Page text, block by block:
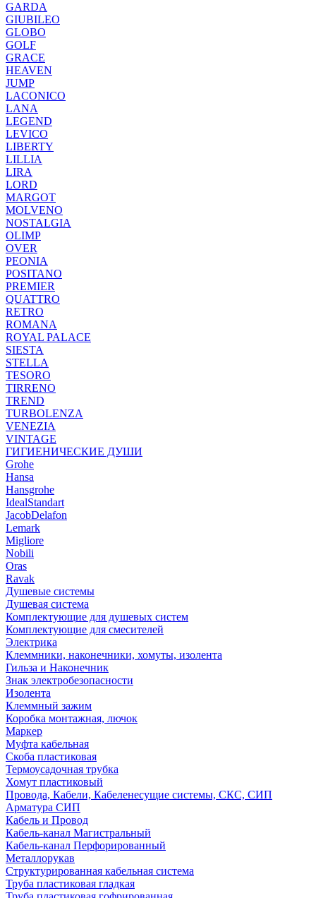
GARDA
GIUBILEO
GLOBO
GOLF
GRACE
HEAVEN
JUMP
LACONICO
LANA
LEGEND
LEVICO
LIBERTY
LILLIA
LIRA
LORD
MARGOT
MOLVENO
NOSTALGIA
OLIMP
OVER
PEONIA
POSITANO
PREMIER
QUATTRO
RETRO
ROMANA
ROYAL PALACE
SIESTA
STELLA
TESORO
TIRRENO
TREND
TURBOLENZA
VENEZIA
VINTAGE
ГИГИЕНИЧЕСКИЕ ДУШИ
Grohe
Hansa
Hansgrohe
IdealStandart
JacobDelafon
Lemark
Migliore
Nobili
Oras
Ravak
Душевые системы
Душевая система
Комплектующие для душевых систем
Комплектующие для смесителей
Электрика
Клеммники, наконечники, хомуты, изолента
Гильза и Наконечник
Знак электробезопасности
Изолента
Клеммный зажим
Коробка монтажная, лючок
Маркер
Муфта кабельная
Скоба пластиковая
Термоусадочная трубка
Хомут пластиковый
Провода, Кабели, Кабеленесущие системы, СКС, СИП
Арматура СИП
Кабель и Провод
Кабель-канал Магистральный
Кабель-канал Перфорированный
Металлорукав
Структурированная кабельная система
Труба пластиковая гладкая